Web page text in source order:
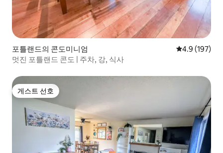
포틀랜드의 콘도미니엄 평점 4.9점(5
4.9 (197)
멋진 포틀랜드 콘도 | 주차, 강, 식사
게스트 선호
게스트 선호